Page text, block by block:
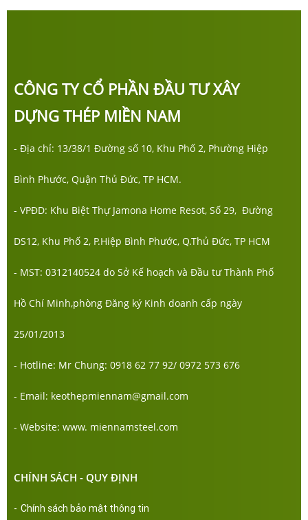
CÔNG TY CỔ PHẦN ĐẦU TƯ XÂY
DỰNG THÉP MIỀN NAM
- Địa chỉ: 13/38/1 Đường số 10, Khu Phố 2, Phường Hiệp
Bình Phước, Quận Thủ Đức, TP HCM.
- VPĐD: Khu Biệt Thự Jamona Home Resot, Số 29, Đường
DS12, Khu Phố 2, P.Hiệp Bình Phước, Q.Thủ Đức, TP HCM
- MST: 0312140524 do Sở Kế hoạch và Đầu tư Thành Phố
Hồ Chí Minh,phòng Đăng ký Kinh doanh cấp ngày
25/01/2013
- Hotline: Mr Chung: 0918 62 77 92/ 0972 573 676
- Email: keothepmiennam@gmail.com
- Website: www. miennamsteel.com
CHÍNH SÁCH - QUY ĐỊNH
- Chính sách bảo mật thông tin